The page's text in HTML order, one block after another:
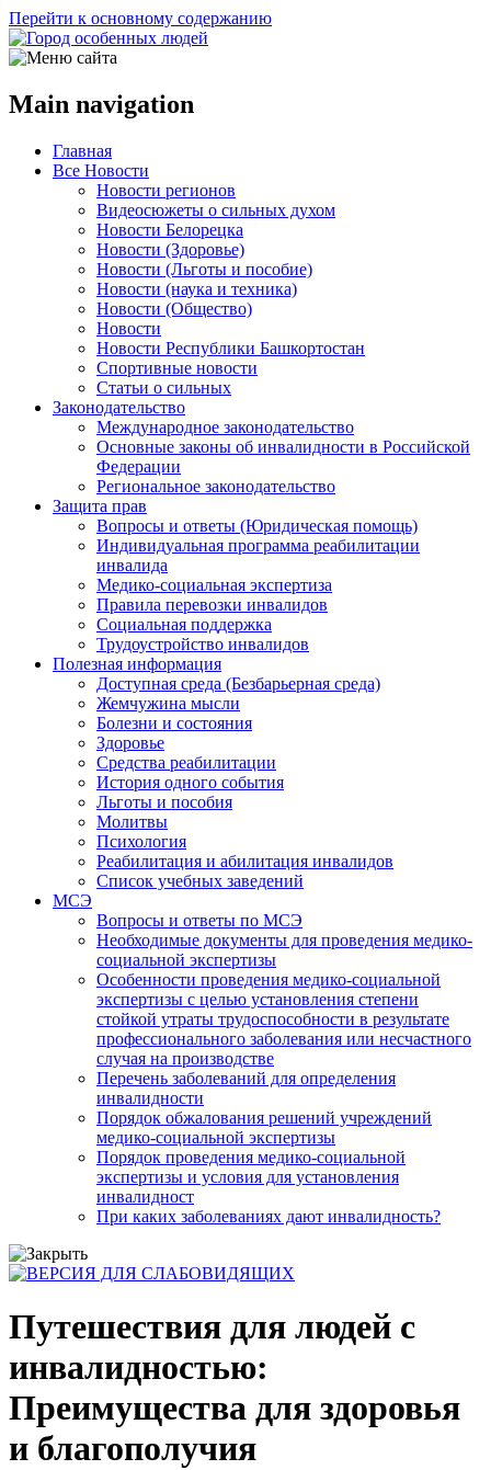
Перейти к основному содержанию
Main navigation
Главная
Все Новости
Новости регионов
Видеосюжеты о сильных духом
Новости Белорецка
Новости (Здоровье)
Новости (Льготы и пособие)
Новости (наука и техника)
Новости (Общество)
Новости
Новости Республики Башкортостан
Спортивные новости
Статьи о сильных
Законодательство
Международное законодательство
Основные законы об инвалидности в Российской
Федерации
Региональное законодательство
Защита прав
Вопросы и ответы (Юридическая помощь)
Индивидуальная программа реабилитации
инвалида
Медико-социальная экспертиза
Правила перевозки инвалидов
Социальная поддержка
Трудоустройство инвалидов
Полезная информация
Доступная среда (Безбарьерная среда)
Жемчужина мысли
Болезни и состояния
Здоровье
Средства реабилитации
История одного события
Льготы и пособия
Молитвы
Психология
Реабилитация и абилитация инвалидов
Список учебных заведений
МСЭ
Вопросы и ответы по МСЭ
Необходимые документы для проведения медико-
социальной экспертизы
Особенности проведения медико-социальной
экспертизы с целью установления степени
стойкой утраты трудоспособности в результате
профессионального заболевания или несчастного
случая на производстве
Перечень заболеваний для определения
инвалидности
Порядок обжалования решений учреждений
медико-социальной экспертизы
Порядок проведения медико-социальной
экспертизы и условия для установления
инвалидност
При каких заболеваниях дают инвалидность?
Путешествия для людей с
инвалидностью:
Преимущества для здоровья
и благополучия